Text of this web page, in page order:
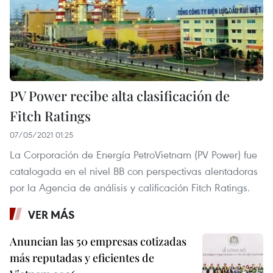
PV Power recibe alta clasificación de
Fitch Ratings
07/05/2021 01:25
La Corporación de Energía PetroVietnam (PV Power) fue
catalogada en el nivel BB con perspectivas alentadoras
por la Agencia de análisis y calificación Fitch Ratings.
VER MÁS
Anuncian las 50 empresas cotizadas
más reputadas y eficientes de